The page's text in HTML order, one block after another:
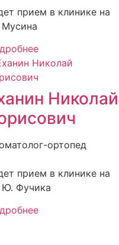
прием в клинике на
Мусина
Николай
ортопед
прием в клинике на
Ю. Фучика